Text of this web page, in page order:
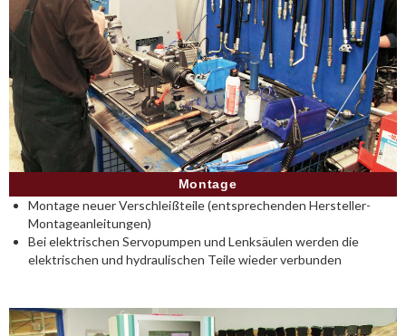
Montage
Montage neuer Verschleißteile (entsprechenden Hersteller-
Montageanleitungen)
Bei elektrischen Servopumpen und Lenksäulen werden die
elektrischen und hydraulischen Teile wieder verbunden